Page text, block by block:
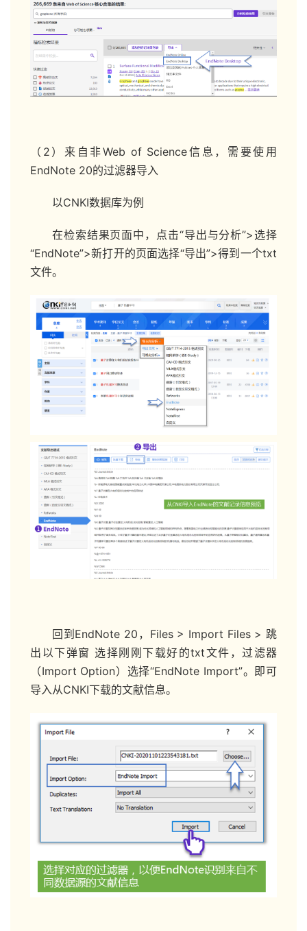
（2）来自非Web of Science信息，需要使用
EndNote 20的过滤器导入
以CNKI数据库为例
在检索结果页面中，点击“导出与分析”>选择
“EndNote”>新打开的页面选择“导出”>得到一个txt
文件。
回到EndNote 20，Files > Import Files > 跳
出以下弹窗 选择刚刚下载好的txt文件，过滤器
（Import Option）选择“EndNote Import”。即可
导入从CNKI下载的文献信息。